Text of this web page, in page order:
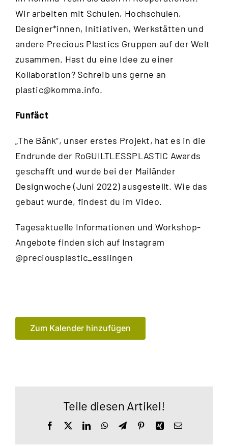
Wir arbeiten mit Schulen, Hochschulen,
Designer*innen, Initiativen, Werkstätten und
andere Precious Plastics Gruppen auf der Welt
zusammen. Hast du eine Idee zu einer
Kollaboration? Schreib uns gerne an
plastic@komma.info.
Funfäct
„The Bänk“, unser erstes Projekt, hat es in die
Endrunde der RoGUILTLESSPLASTIC Awards
geschafft und wurde bei der Mailänder
Designwoche (Juni 2022) ausgestellt. Wie das
gebaut wurde, findest du im Video.
Tagesaktuelle Informationen und Workshop-
Angebote finden sich auf Instagram
@preciousplastic_esslingen
Zum Kalender hinzufügen
Teile diesen Artikel!
Facebook LinkedInWhatsApp
TelegramPinterestXingE-